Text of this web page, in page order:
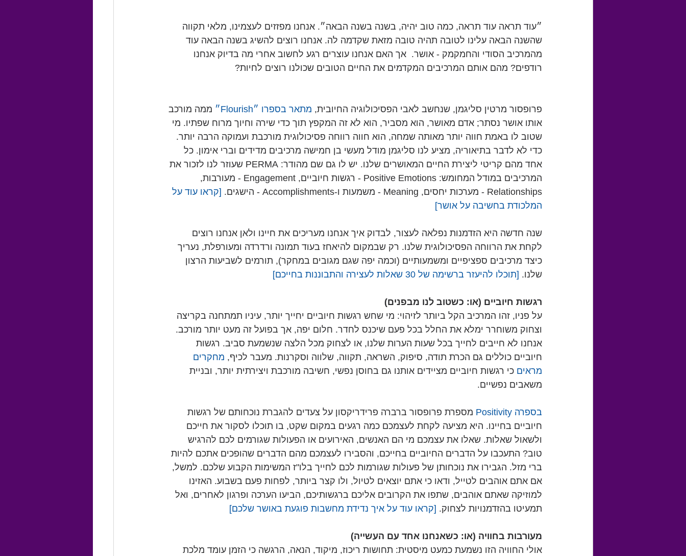
״עוד תראה עוד תראה, כמה טוב יהיה, בשנה בשנה הבאה״. אנחנו מפזזים לעצמינו, מלאי תקווה
שהשנה הבאה עלינו לטובה תהיה טובה מזאת שקדמה לה. אנחנו רוצים להשיג בשנה הבאה עוד
מהמרכיב הסודי והחמקמק - אושר.  אך האם אנחנו עוצרים רגע לחשוב אחרי מה בדיוק אנחנו
רודפים? מהם אותם המרכיבים המקדמים את החיים הטובים שכולנו רוצים לחיות?
פרופסור מרטין סליגמן, שנחשב לאבי הפסיכולוגיה החיובית, מתאר בספרו ״Flourish״
ממה מורכב
אותו אושר נסתר; אדם מאושר, הוא מסביר, הוא לא זה המקפץ תוך כדי שירה וחיוך מרוח שפתיו. מי
שטוב לו באמת חווה יותר מאותה שמחה, הוא חווה רווחה פסיכולוגית מורכבת ועמוקה הרבה יותר.
כדי לא לדבר בתיאוריה, מציע לנו סליגמן מודל מעשי בן חמישה מרכיבים מדידים וברי אימון. כל
אחד מהם קריטי ליצירת החיים המאושרים שלנו. יש לו גם שם מהודר: PERMA שעוזר לנו לזכור את
המרכיבים במודל המחומש: Positive Emotions - רגשות חיוביים, Engagement - מעורבות,
Relationships - מערכות יחסים, Meaning - משמעות ו-Accomplishments - הישגים.
[קראו עוד על
המלכודת בחשיבה על אושר]
שנה חדשה היא הזדמנות נפלאה לעצור, לבדוק איך אנחנו מעריכים את חיינו ולאן אנחנו רוצים
לקחת את הרווחה הפסיכולוגית שלנו. רק שבמקום להיאחז בעוד תמונה ורדרדה ומעורפלת, נעריך
כיצד מרכיבים ספציפיים ומשמעותיים (וכמה יפה שגם מגובים במחקר), תורמים לשביעות הרצון
שלנו. [תוכלו להיעזר ברשימה של 30 שאלות לעצירה והתבוננות בחייכם]
רגשות חיוביים (או: כשטוב לנו מבפנים)
על פניו, זהו המרכיב הקל ביותר לזיהוי: מי שחש רגשות חיוביים יחייך יותר, עיניו תמתחנה בקריצה
וצחוק משוחרר ימלא את החלל בכל פעם שיכנס לחדר. חלום יפה, אך בפועל זה מעט יותר מורכב.
אנחנו לא חייבים לחייך בכל שעות הערות שלנו, או לצחוק מכל הלצה שנשמעת סביב. רגשות
חיוביים כוללים גם הכרת תודה, סיפוק, השראה, תקווה, שלווה וסקרנות. מעבר לכיף, מחקרים
מראים כי רגשות חיוביים מציידים אותנו גם בחוסן נפשי, חשיבה מורכבת ויצירתית יותר, ובניית
משאבים נפשיים.
בספרה Positivity
מספרת פרופסור ברברה פרידריקסון על צעדים להגברת נוכחותם של רגשות
חיוביים בחיינו. היא מציעה לקחת לעצמכם כמה רגעים במקום שקט, בו תוכלו לסקור את חייכם
ולשאול שאלות. שאלו את עצמכם מי הם האנשים, האירועים או הפעולות שגורמים לכם להרגיש
טוב? התעכבו על הדברים החיוביים בחייכם, והסבירו לעצמכם מהם הדברים שהופכים אתכם להיות
ברי מזל. הגבירו את נוכחותן של פעולות שגורמות לכם לחייך בלו"ז המשימות הקבוע שלכם. למשל,
אם אתם אוהבים לטייל, ודאו כי אתם יוצאים לטיול, ולו קצר ביותר, לפחות פעם בשבוע. האזינו
למוזיקה שאתם אוהבים, שתפו את הקרובים אליכם ברגשותיכם, הביעו הערכה ופרגון לאחרים, ואל
תמעיטו בהזדמנויות לצחוק. [קראו עוד על איך נדידת מחשבות פוגעת באושר שלכם]
מעורבות בחוויה (או: כשאנחנו אחד עם העשייה)
אולי החוויה הזו נשמעת כמעט מיסטית: תחושות ריכוז, מיקוד, הנאה, הרגשה כי הזמן עומד מלכת